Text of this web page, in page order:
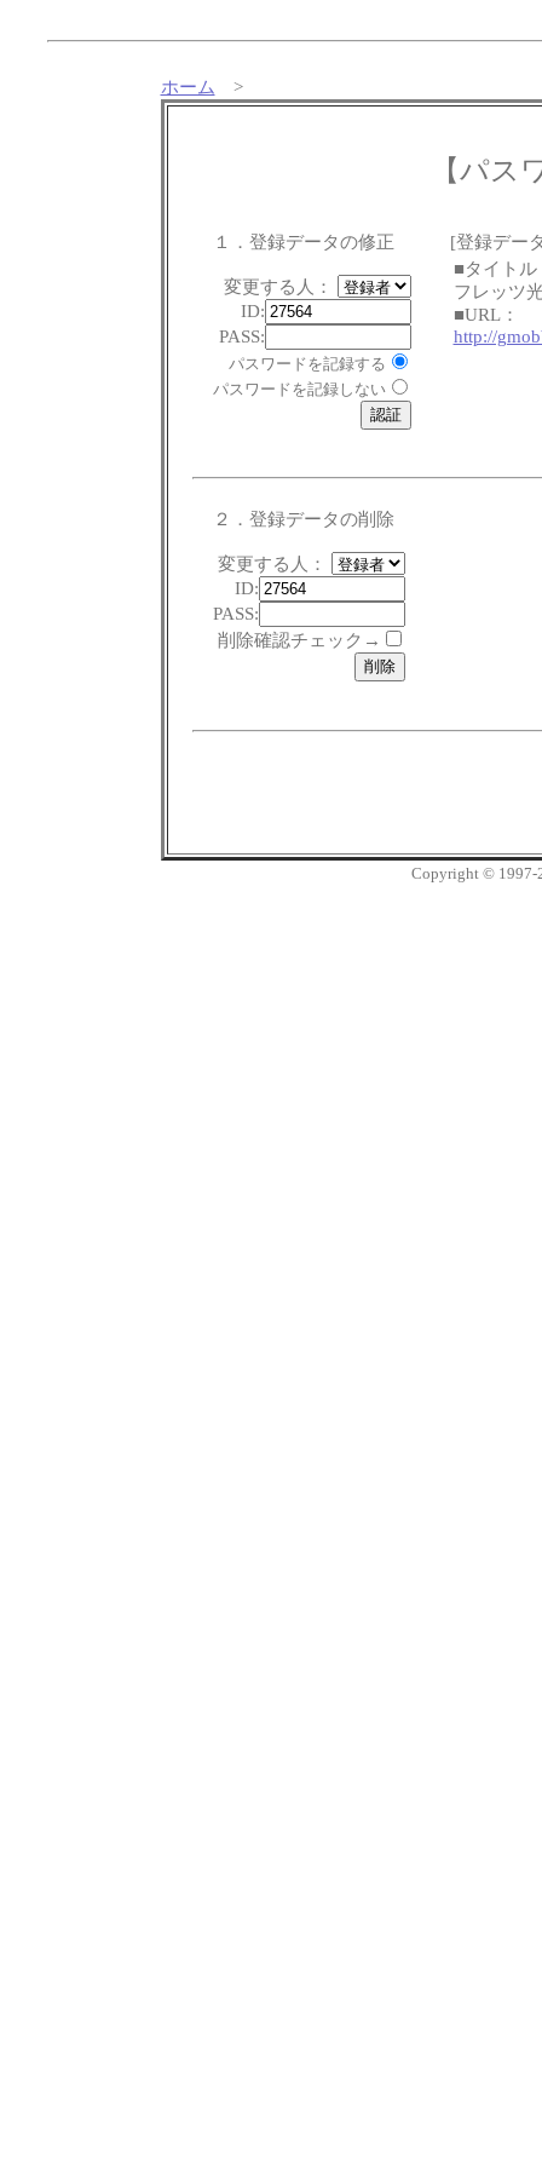
ホーム >
【パス
１．登録データの修正
変更する人：
ID:
PASS:
パスワードを記録する
パスワードを記録しない
[登録デー
■タイトル
フレッツ
■URL：
http://
２．登録データの削除
変更する人：
ID:
PASS:
削除確認チェック→
Copyright © 1997-